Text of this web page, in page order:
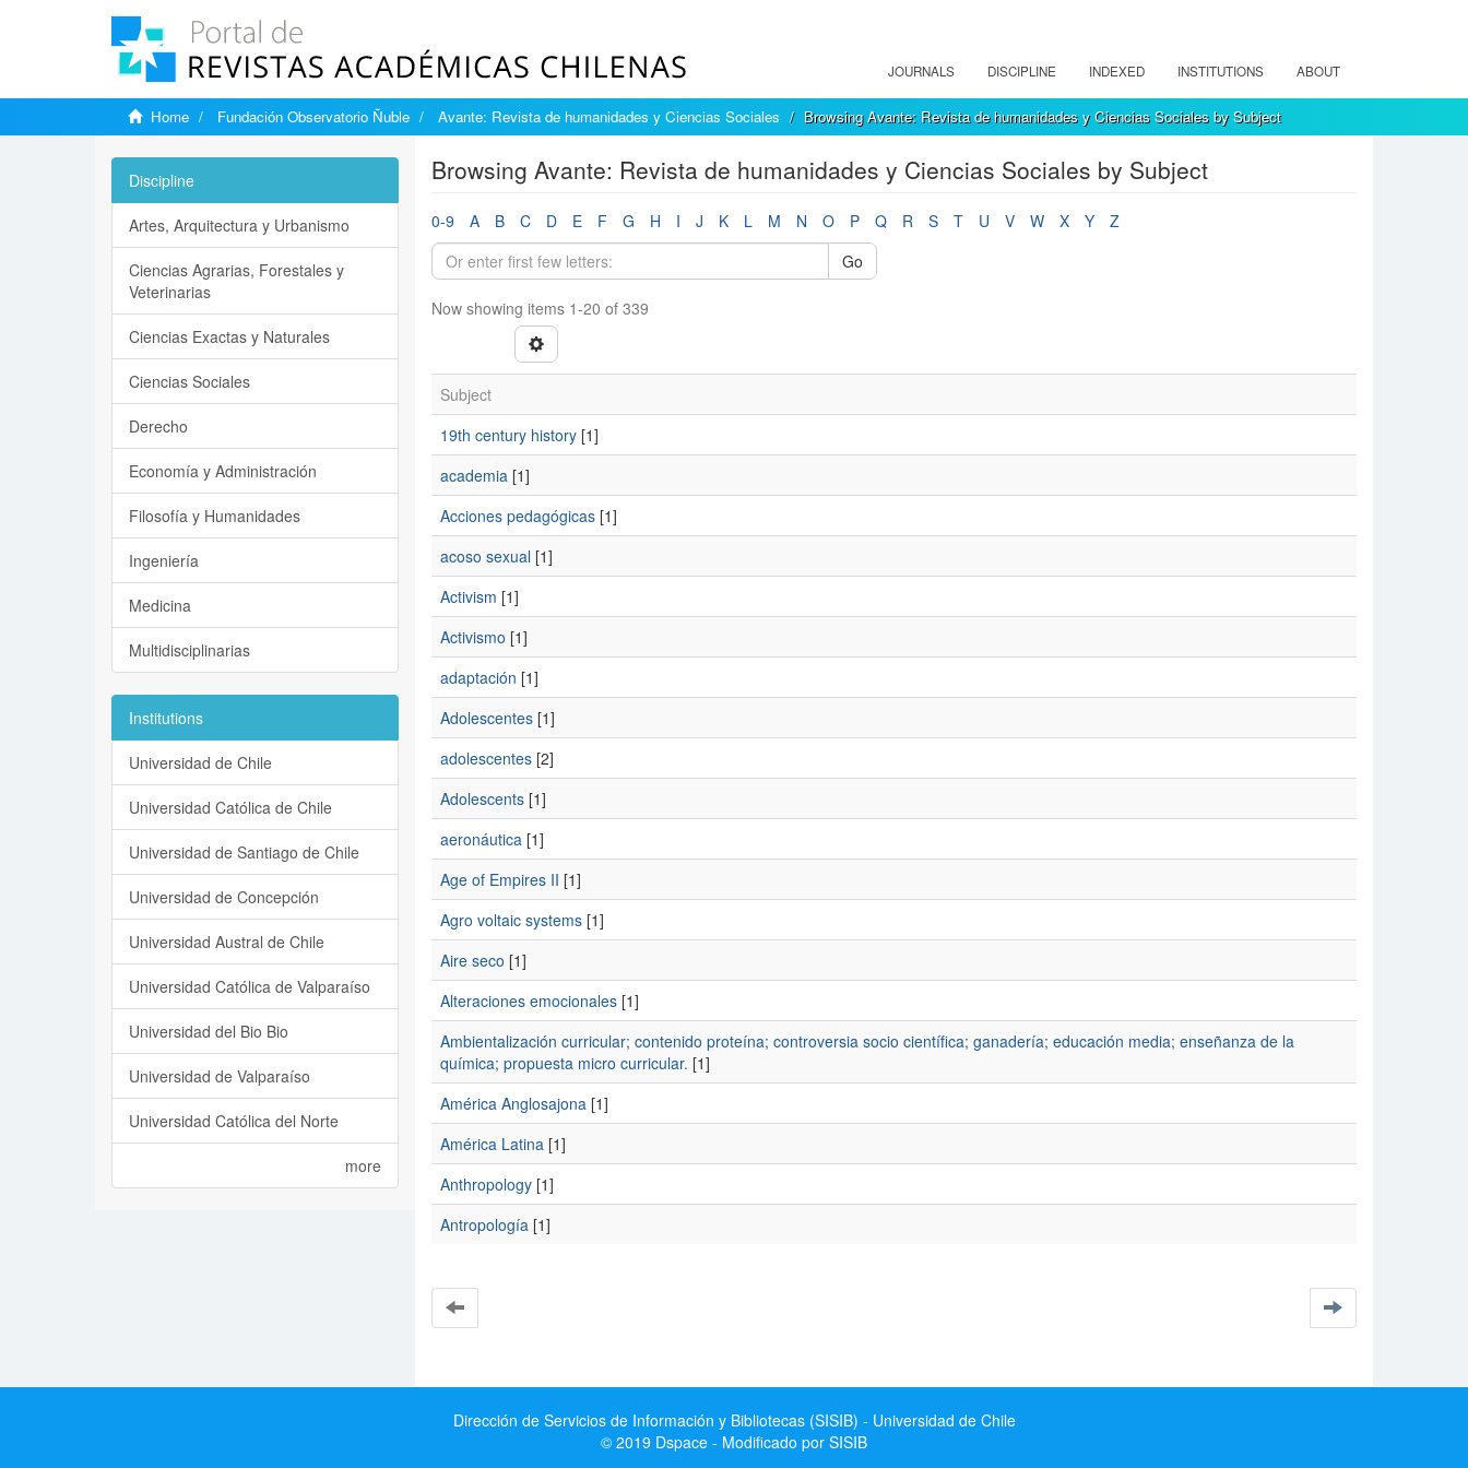
JOURNALS DISCIPLINE INDEXED INSTITUTIONS ABOUT
Home Fundación Observatorio Ñuble Avante: Revista de humanidades y Ciencias Sociales Browsing Avante: Revista de humanidades y Ciencias Sociales by Subject
Browsing Avante: Revista de humanidades y Ciencias Sociales by Subject
0-9 A B C D E F G H I J K L M N O P Q R S T U V W X Y
Z
Go
Now showing items 1-20 of 339
Subject
19th century history[1]
academia[1]
Acciones pedagógicas[1]
acoso sexual[1]
Activism [1]
Activismo [1]
adaptación [1]
Adolescentes[1]
adolescentes[2]
Adolescents[1]
aeronáutica[1]
Age of Empires II [1]
Agro voltaic systems[1]
Aire seco [1]
Alteraciones emocionales[1]
Ambientalización curricular; contenido proteína; controversia socio científica; ganadería; educación media; enseñanza de la
química; propuesta micro curricular. [1]
América Anglosajona[1]
América Latina[1]
Anthropology[1]
Antropología[1]
Discipline
Artes, Arquitectura y Urbanismo
Ciencias Agrarias, Forestales y
Veterinarias
Ciencias Exactas y Naturales
Ciencias Sociales
Derecho
Economía y Administración
Filosofía y Humanidades
Ingeniería
Medicina
Multidisciplinarias
Institutions
Universidad de Chile
Universidad Católica de Chile
Universidad de Santiago de Chile
Universidad de Concepción
Universidad Austral de Chile
Universidad Católica de Valparaíso
Universidad del Bio Bio
Universidad de Valparaíso
Universidad Católica del Norte
more
Dirección de Servicios de Información y Bibliotecas (SISIB) - Universidad de Chile
© 2019 Dspace - Modificado por SISIB